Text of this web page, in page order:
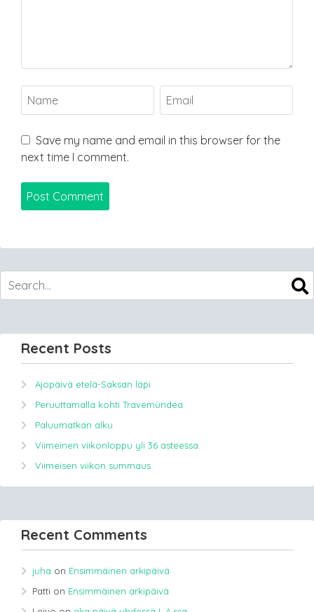
Save my name and email in this browser for the
next time I comment.
Recent Posts
Ajopäivä etelä-Saksan läpi
Peruuttamalla kohti Travemündea
Paluumatkan alku
Viimeinen viikonloppu yli 36 asteessa.
Viimeisen viikon summaus
Recent Comments
juha on Ensimmäinen arkipäivä
Patti on Ensimmäinen arkipäivä